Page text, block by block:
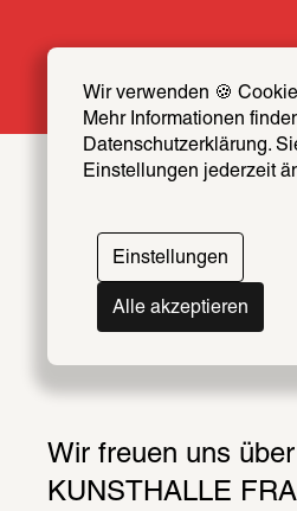
Wir verwenden 🍪
Mehr Informationen
Datenschutzerklärung.
Einstellungen jederzeit
Einstellungen
Alle akzeptieren
Wir freuen uns
KUNSTHALLE